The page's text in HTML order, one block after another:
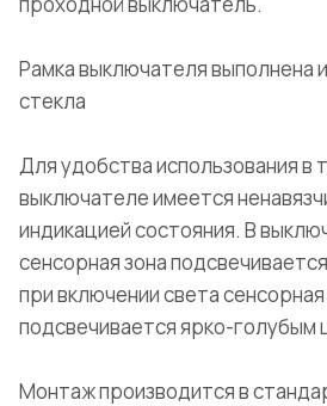
Рамка выключателя выполнена
стекла
Для удобства использования в
выключателе имеется
индикацией состояния. В
сенсорная зона
при включении света сенсорная
подсвечивается ярко-голубым
Монтаж производится в